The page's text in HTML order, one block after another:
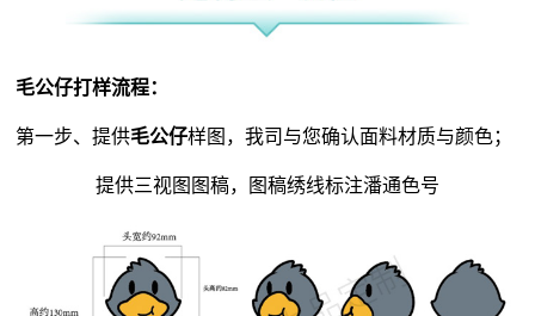
毛公仔打样流程：
第一步、提供毛公仔样图，我司与您确认面料材质与颜色；
提供三视图图稿，图稿绣线标注潘通色号